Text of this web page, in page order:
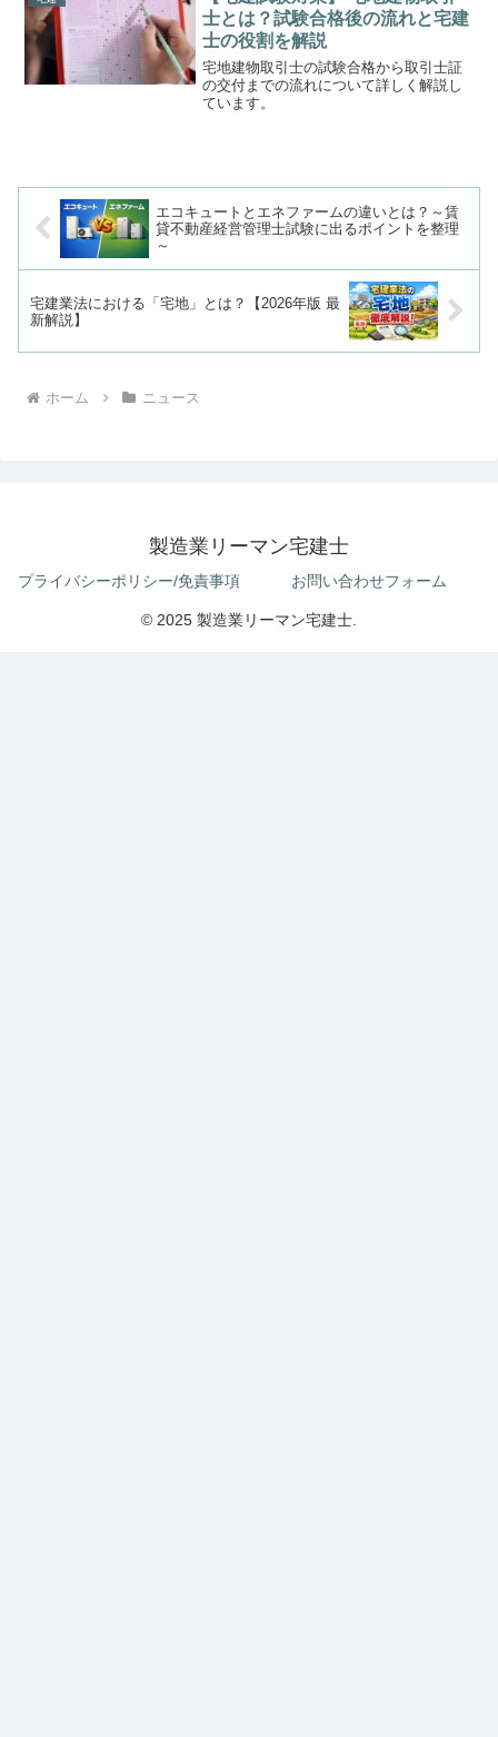
ちらも不動産取引における...
士とは？試験合格後の流れと宅建
士の役割を解説
宅地建物取引士の試験合格から取引士証
の交付までの流れについて詳しく解説し
ています。
エコキュートとエネファームの違いとは？～賃
貸不動産経営管理士試験に出るポイントを整理
～
宅建業法における「宅地」とは？【2026年版 最
新解説】
ホーム ニュース
製造業リーマン宅建士
プライバシーポリシー/免責事項 お問い合わせフォーム
© 2025 製造業リーマン宅建士.